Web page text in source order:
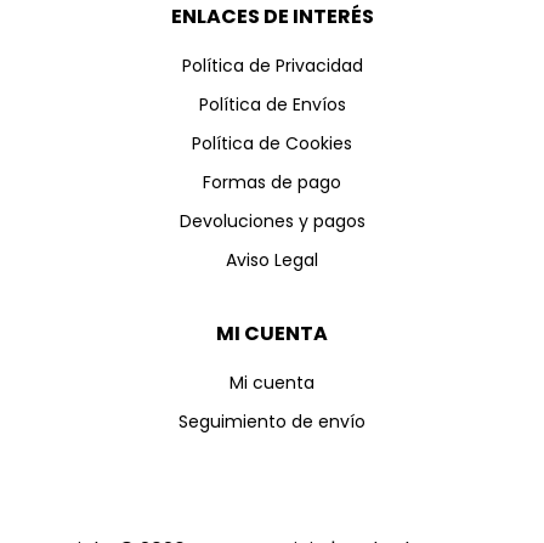
ENLACES DE INTERÉS
Política de Privacidad
Política de Envíos
Política de Cookies
Formas de pago
Devoluciones y pagos
Aviso Legal
MI CUENTA
Mi cuenta
Seguimiento de envío